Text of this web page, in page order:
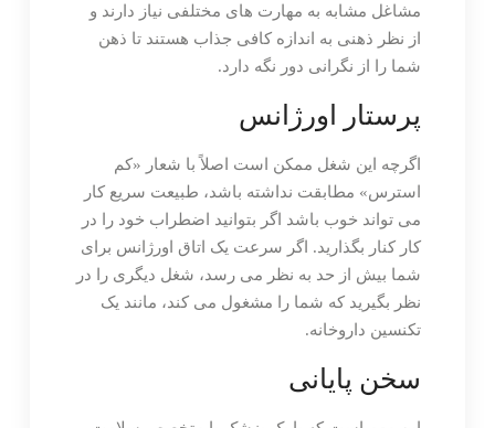
مشاغل مشابه به مهارت های مختلفی نیاز دارند و
از نظر ذهنی به اندازه کافی جذاب هستند تا ذهن
شما را از نگرانی دور نگه دارد.
پرستار اورژانس
اگرچه این شغل ممکن است اصلاً با شعار «کم
استرس» مطابقت نداشته باشد، طبیعت سریع کار
می تواند خوب باشد اگر بتوانید اضطراب خود را در
کار کنار بگذارید. اگر سرعت یک اتاق اورژانس برای
شما بیش از حد به نظر می رسد، شغل دیگری را در
نظر بگیرید که شما را مشغول می کند، مانند یک
تکنسین داروخانه.
سخن پایانی